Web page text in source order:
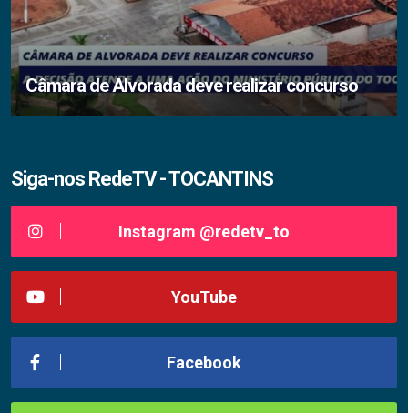
Câmara de Alvorada deve realizar concurso
Siga-nos RedeTV - TOCANTINS
Instagram @redetv_to
YouTube
Facebook